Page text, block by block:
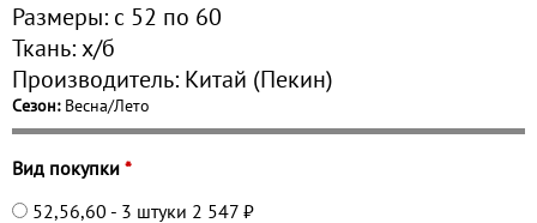
Размеры: с 52 по 60
Ткань:х/б
Производитель: Китай (Пекин)
Сезон: Весна/Лето
Вид покупки *
52,56,60 - 3 штуки 2 547 ₽